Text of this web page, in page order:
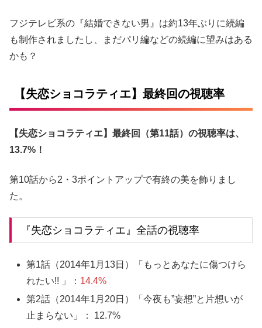
フジテレビ系の『結婚できない男』は約13年ぶりに続編
も制作されましたし、まだパリ編などの続編に望みはある
かも？
【失恋ショコラティエ】最終回の視聴率
【失恋ショコラティエ】最終回（第11話）の視聴率は、
13.7%！
第10話から2・3ポイントアップで有終の美を飾りまし
た。
『失恋ショコラティエ』全話の視聴率
第1話（2014年1月13日）「もっとあなたに傷つけら
れたい!! 」： 14.4%
第2話（2014年1月20日）「今夜も”妄想”と片想いが
止まらない」： 12.7%